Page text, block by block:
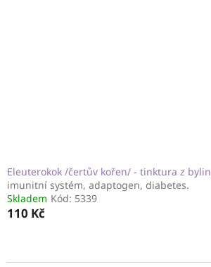
Eleuterokok /čertův kořen/ - tinktura z
imunitní systém, adaptogen, diabetes.
Skladem Kód: 5339
110 Kč